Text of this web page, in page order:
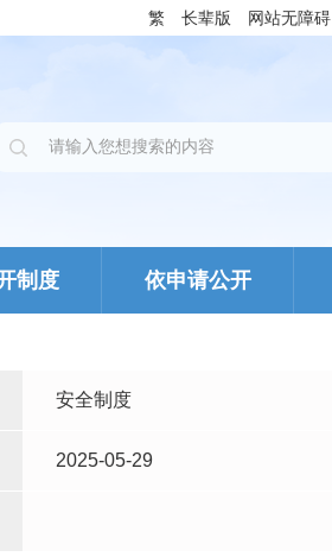
繁 长辈版 网站无障碍
制度 依申请公开
安全制度
2025-05-29